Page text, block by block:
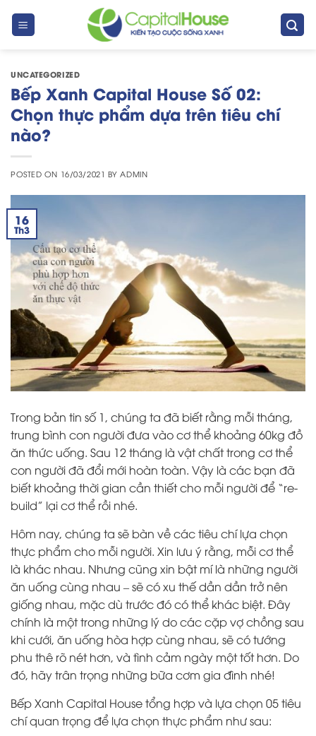
UNCATEGORIZED
Bếp Xanh Capital House Số 02:
Chọn thực phẩm dựa trên tiêu chí
nào?
POSTED ON 16/03/2021 BY ADMIN
16
Th3
Trong bản tin số 1, chúng ta đã biết rằng mỗi tháng,
trung bình con người đưa vào cơ thể khoảng 60kg đồ
ăn thức uống. Sau 12 tháng là vật chất trong cơ thể
con người đã đổi mới hoàn toàn. Vậy là các bạn đã
biết khoảng thời gian cần thiết cho mỗi người để “re-
build” lại cơ thể rồi nhé.
Hôm nay, chúng ta sẽ bàn về các tiêu chí lựa chọn
thực phẩm cho mỗi người. Xin lưu ý rằng, mỗi cơ thể
là khác nhau. Nhưng cũng xin bật mí là những người
ăn uống cùng nhau – sẽ có xu thế dần dần trở nên
giống nhau, mặc dù trước đó có thể khác biệt. Đây
chính là một trong những lý do các cặp vợ chồng sau
khi cưới, ăn uống hòa hợp cùng nhau, sẽ có tướng
phu thê rõ nét hơn, và tình cảm ngày một tốt hơn. Do
đó, hãy trân trọng những bữa cơm gia đình nhé!
Bếp Xanh Capital House tổng hợp và lựa chọn 05 tiêu
chí quan trọng để lựa chọn thực phẩm như sau: